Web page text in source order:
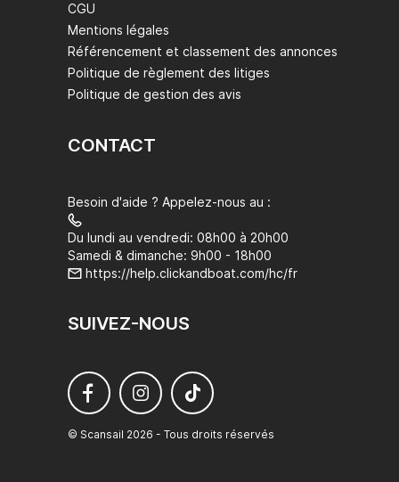
CGU
Mentions légales
Référencement et classement des annonces
Politique de règlement des litiges
Politique de gestion des avis
CONTACT
Besoin d'aide ? Appelez-nous au :
Du lundi au vendredi: 08h00 à 20h00
Samedi & dimanche: 9h00 - 18h00
https://help.clickandboat.com/hc/fr
SUIVEZ-NOUS
© Scansail 2026 - Tous droits réservés